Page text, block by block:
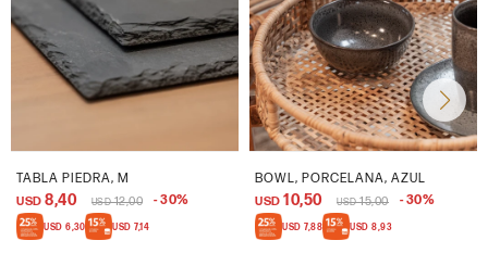
TABLA PIEDRA, M
USD 8,40 USD 12,00 30
USD 6,30 USD 7,14
BOWL, PORCELANA, AZUL
USD 10,50 USD 15,00 30
USD 7,88 USD 8,93